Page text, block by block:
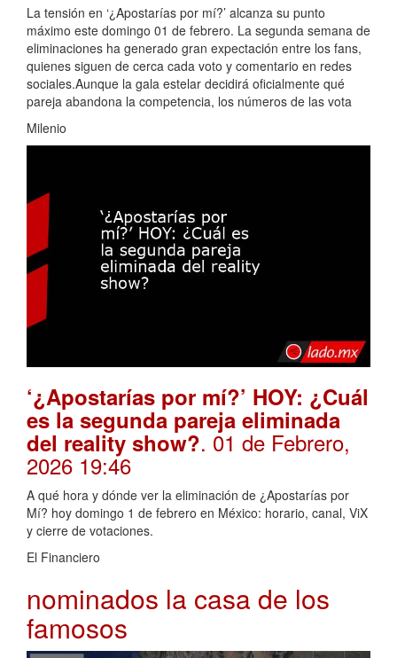
La tensión en ‘¿Apostarías por mí?’ alcanza su punto
máximo este domingo 01 de febrero. La segunda semana de
eliminaciones ha generado gran expectación entre los fans,
quienes siguen de cerca cada voto y comentario en redes
sociales.Aunque la gala estelar decidirá oficialmente qué
pareja abandona la competencia, los números de las vota
Milenio
‘¿Apostarías por mí?’ HOY: ¿Cuál
es la segunda pareja eliminada
del reality show?. 01 de Febrero,
2026 19:46
A qué hora y dónde ver la eliminación de ¿Apostarías por
Mí? hoy domingo 1 de febrero en México: horario, canal, ViX
y cierre de votaciones.
El Financiero
nominados la casa de los
famosos